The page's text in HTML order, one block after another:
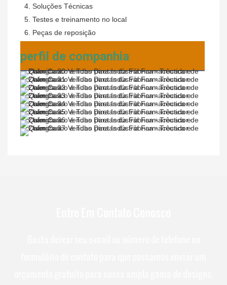
4. Soluções Técnicas
5. Testes e treinamento no local
6. Peças de reposição
perfil de companhia